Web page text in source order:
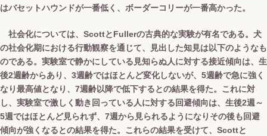
はバセットハウンドが一番低く、ボーダーコリーが一番高かった。
社会化については、ScottとFullerの古典的な実験が有名である。犬
の社会化期における行動観察を通じて、見出した知見は以下のようなも
のである。実験室で静かにしている見知らぬ人に対する接近傾向は、生
後2週齢からあり、3週齢ではほとんど変化しないが、5週齢で急に強く
なり最高値となり、7週齢以降で低下するとの結果を得た。これに対
し、実験室で激しく動き回っている人に対する回避傾向は、生後2週～
5週ではほとんど見られず、7週から見られるようになりその後も回避
傾向が強くなるとの結果を得た。これらの結果を受けて、Scottと